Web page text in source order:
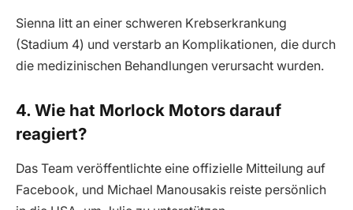
Sienna litt an einer schweren Krebserkrankung
(Stadium 4) und verstarb an Komplikationen, die durch
die medizinischen Behandlungen verursacht wurden.
4. Wie hat Morlock Motors darauf
reagiert?
Das Team veröffentlichte eine offizielle Mitteilung auf
Facebook, und Michael Manousakis reiste persönlich